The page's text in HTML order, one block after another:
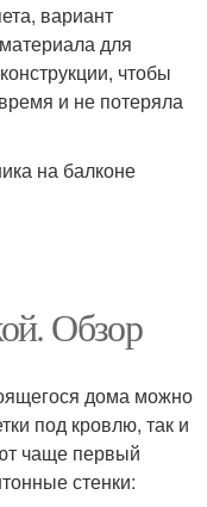
вариант
для
чтобы
и не потеряла
на балконе
Обзор
дома можно
под кровлю, так и
чаще первый
стенки: